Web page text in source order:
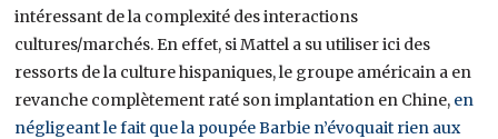
intéressant de la complexité des interactions
cultures/marchés. En effet, si Mattel a su utiliser ici des
ressorts de la culture hispaniques, le groupe américain a en
revanche complètement raté son implantation en Chine, en
négligeant le fait que la poupée Barbie n’évoquait rien aux